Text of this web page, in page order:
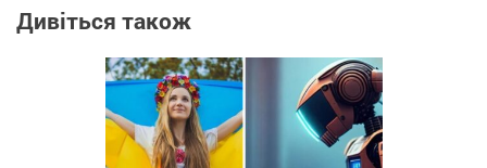
Дивіться також